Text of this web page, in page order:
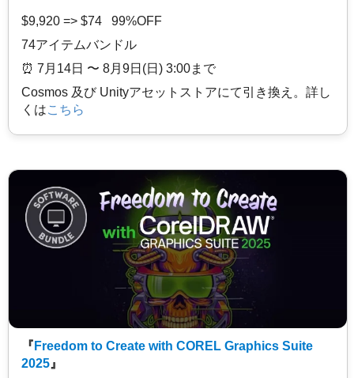
$9,920 => $74 99%OFF
74アイテムバンドル
⏰️ 7月14日 〜 8月9日(日) 3:00まで
Cosmos 及び Unityアセットストアにて引き換え。詳し
くはこちら
『 Freedom to Create with COREL Graphics Suite
2025 』